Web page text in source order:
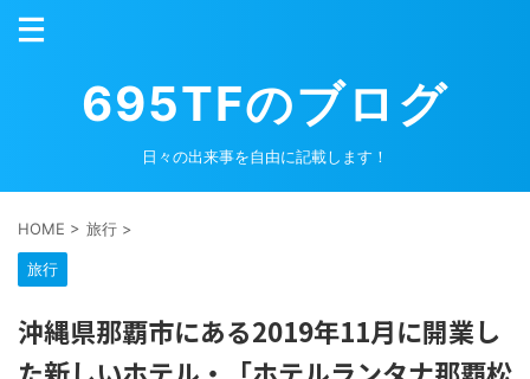
695TFのブログ
日々の出来事を自由に記載します！
HOME > 旅行 >
旅行
沖縄県那覇市にある2019年11月に開業し